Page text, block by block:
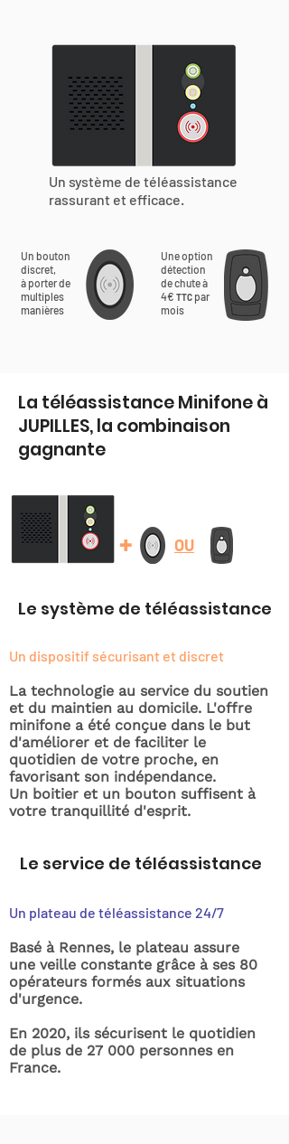
Un système de téléassistance
rassurant et efficace.
Un bouton
discret,
à porter de
multiples
manières
Une option
détection
de chute à
4€ TTC par
mois
La téléassistance Minifone à
JUPILLES, la combinaison
gagnante
+ OU
Le système de téléassistance
Un dispositif sécurisant et discret
La technologie au service du soutien
et du maintien au domicile. L'offre
minifone a été conçue dans le but
d'améliorer et de faciliter le
quotidien de votre proche, en
favorisant son indépendance.
Un boitier et un bouton suffisent à
votre tranquillité d'esprit.
Le service de téléassistance
Un plateau de téléassistance 24/7
Basé à Rennes, le plateau assure
une veille constante grâce à ses 80
opérateurs formés aux situations
d'urgence.
En 2020, ils sécurisent le quotidien
de plus de 27 000 personnes en
France.